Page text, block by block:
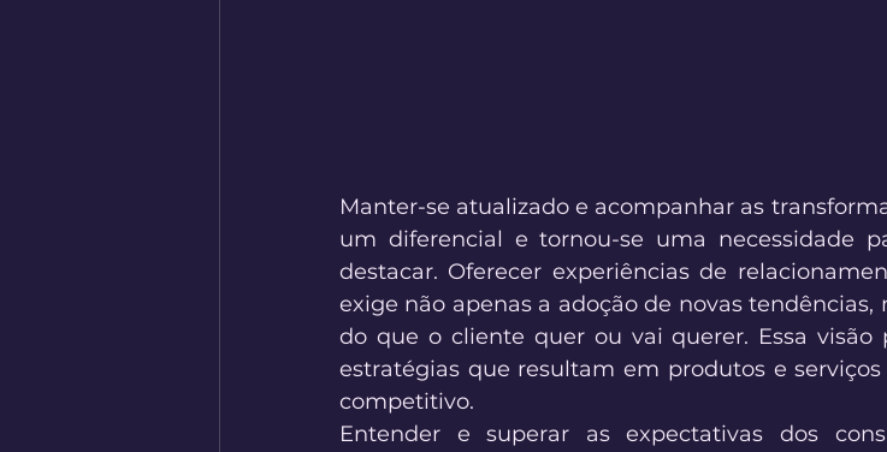
Manter-se atualizado e acompanhar as
um diferencial e tornou-se uma necessidade
destacar. Oferecer experiências de
exige não apenas a adoção de novas
do que o cliente quer ou vai querer. Essa visão
estratégias que resultam em produtos e
competitivo.
Entender e superar as expectativas dos